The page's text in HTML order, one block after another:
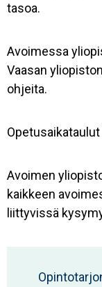
tasoa.
Avoimessa
Vaasan
ohjeita.
Avoimen
kaikkeen
liittyvissä